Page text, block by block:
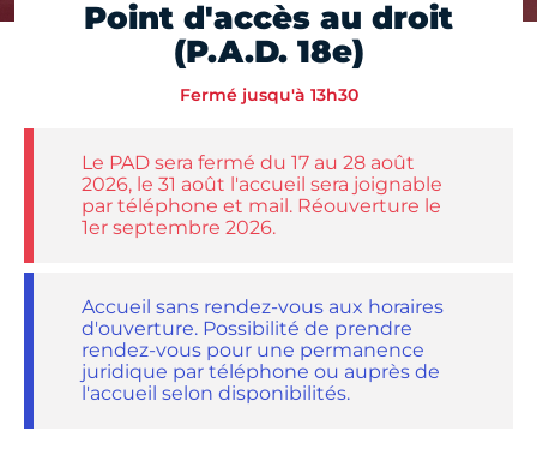
Point d'accès au droit
(P.A.D. 18e)
Fermé jusqu'à 13h30
Le PAD sera fermé du 17 au 28 août
2026, le 31 août l'accueil sera joignable
par téléphone et mail. Réouverture le
1er septembre 2026.
Accueil sans rendez-vous aux horaires
d'ouverture. Possibilité de prendre
rendez-vous pour une permanence
juridique par téléphone ou auprès de
l'accueil selon disponibilités.